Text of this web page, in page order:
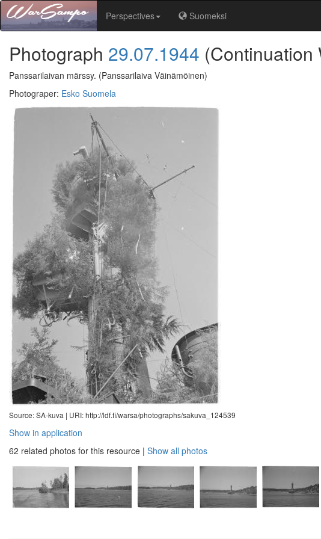
Perspectives Suomeksi
Photograph 29.07.1944 (Continuation
Panssarilaivan märssy. (Panssarilaiva Väinämöinen)
Photograper: Esko Suomela
Source: SA-kuva | URI: http://ldf.fi/warsa/photographs/sakuva_124539
Show in application
62 related photos for this resource | Show all photos